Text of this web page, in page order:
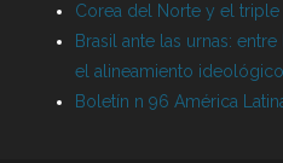
Corea del Norte y el
Brasil ante las urnas:
el alineamiento ideológico
Boletín n 96 América